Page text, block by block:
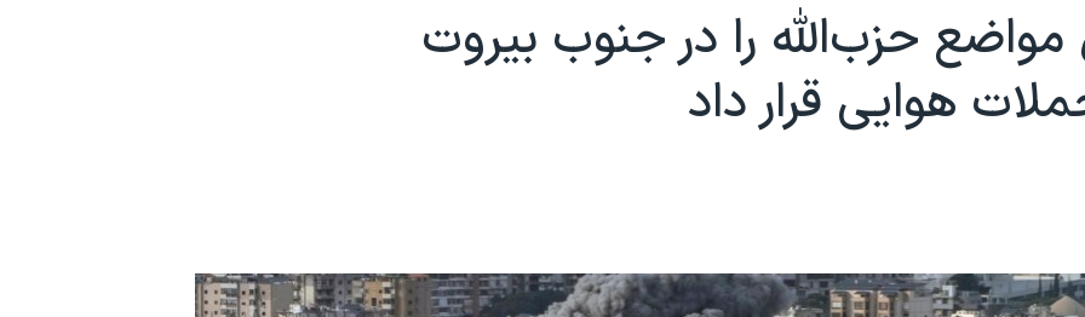
مواضع حزب‌الله را در جنوب بیروت
هوایی قرار داد